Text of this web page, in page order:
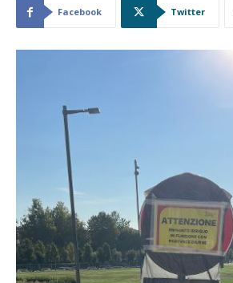
Facebook Twitter